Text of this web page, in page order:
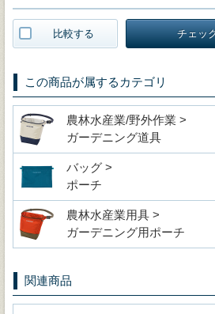
比較する チェッ
この商品が属するカテゴリ
農林水産業/野外作業 >
ガーデニング道具
バッグ >
ポーチ
農林水産業用具 >
ガーデニング用ポーチ
関連商品